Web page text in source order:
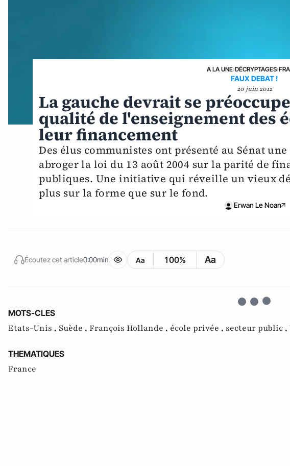
A LA UNE›DÉCRYPTAGES›
FAUX DEBAT !
20 juin 2012
La gauche devrait se
qualité de l'enseignement des
leur financement
Des élus communistes ont présenté au Sénat
abroger la loi du 13 août 2004 sur la parité de
publiques. Une initiative qui réveille un vieux
plus sur la forme que sur le fond.
Erwan Le Noan
Écoutez cet article0:00min Aa 100% Aa
MOTS-CLES
Etats-Unis , Suède , François Hollande , école privée , secteur public ,
THEMATIQUES
France